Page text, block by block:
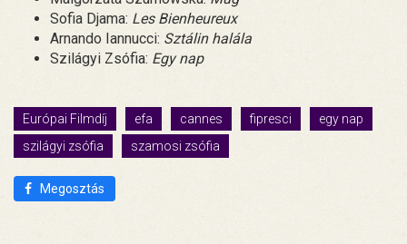
Sofia Djama: Les Bienheureux
Arnando Iannucci: Sztálin halála
Szilágyi Zsófia: Egy nap
Európai Filmdíj efa cannes fipresci
egy nap
szilágyi zsófia
szamosi zsófia
Megosztás